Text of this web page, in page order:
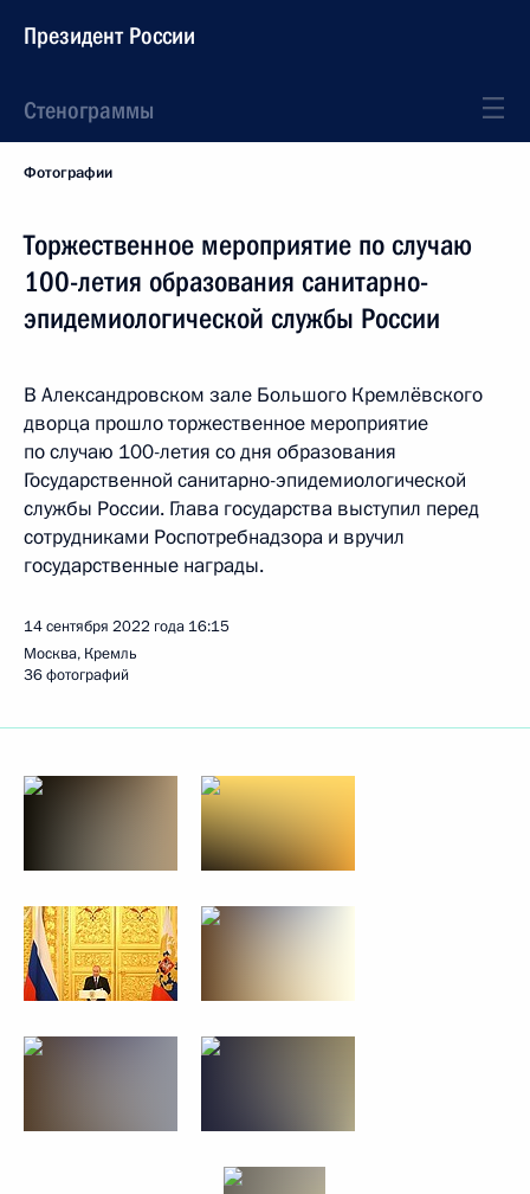
Президент России
Стенограммы
Фотографии
Торжественное мероприятие по случаю
100-летия образования санитарно-
эпидемиологической службы России
В Александровском зале Большого Кремлёвского
дворца прошло торжественное мероприятие
по случаю 100-летия со дня образования
Государственной санитарно-эпидемиологической
службы России. Глава государства выступил перед
сотрудниками Роспотребнадзора и вручил
государственные награды.
14 сентября 2022 года 16:15
Москва, Кремль
36 фотографий